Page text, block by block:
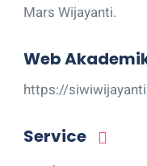
Mars Wijayanti.
Web
https://
Service